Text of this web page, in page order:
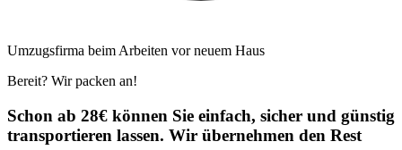
Umzugsfirma beim Arbeiten vor neuem Haus
Bereit? Wir packen an!
Schon ab 28€ können Sie einfach, sicher und günstig
transportieren lassen. Wir übernehmen den Rest